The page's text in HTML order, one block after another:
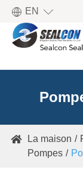
EN 
 La maison
Pompes